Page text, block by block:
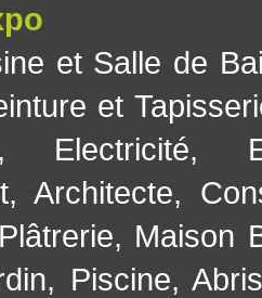
et Salle de
et
, Electricité,
, Architecte,
, Maison
, Piscine,